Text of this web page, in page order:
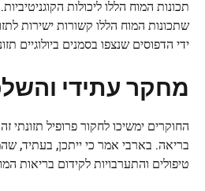
תכונות המוח הללו ליכולות
שתכונות המוח הללו קשורות ישירות
ידי הדפוסים שנצפו בסמנים ביולוגיים
מחקר עתידי
החוקרים ימשיכו לחקור פרופיל תזונתי
בריאה. בארבי אמר כי ייתכן, בעתיד,
טיפולים והתערבויות לקידום בריאות